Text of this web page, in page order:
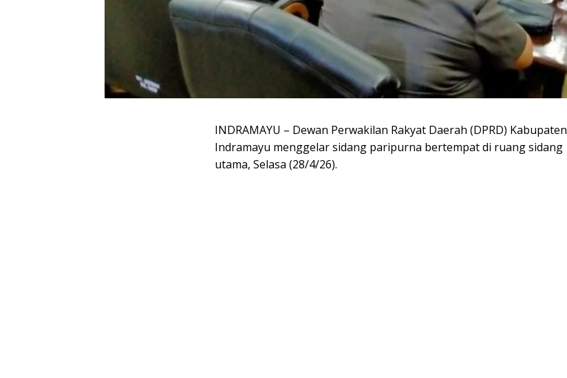
INDRAMAYU – Dewan Perwakilan Rakyat Daerah (DPRD) Kabupaten
Indramayu menggelar sidang paripurna bertempat di ruang sidang
utama, Selasa (28/4/26).